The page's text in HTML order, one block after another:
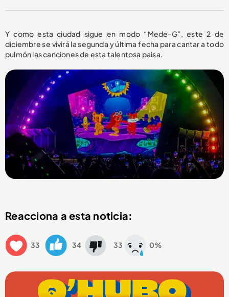
Y como esta ciudad sigue en modo “Mede-G”, este 2 de
diciembre se vivirá la segunda y última fecha para cantar a todo
pulmón las canciones de esta talentosa paisa.
Reacciona a esta noticia:
33 34 33 0%